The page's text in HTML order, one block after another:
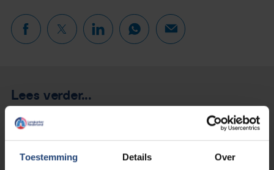
Toestemming Details Over
Lees verder...